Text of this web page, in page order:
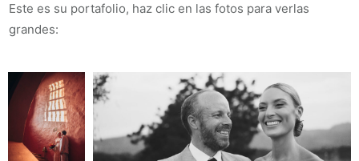
Este es su portafolio, haz clic en las fotos para verlas
grandes: